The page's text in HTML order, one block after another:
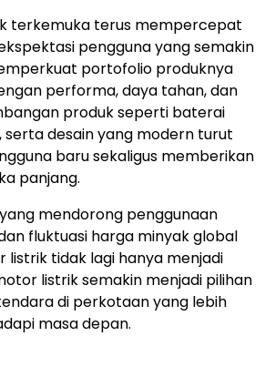
terkemuka terus mempercepat
pengguna yang semakin
portofolio produknya
performa, daya tahan, dan
produk seperti baterai
desain yang modern turut
baru sekaligus memberikan
panjang.
mendorong penggunaan
fluktuasi harga minyak global
tidak lagi hanya menjadi
listrik semakin menjadi pilihan
di perkotaan yang lebih
masa depan.